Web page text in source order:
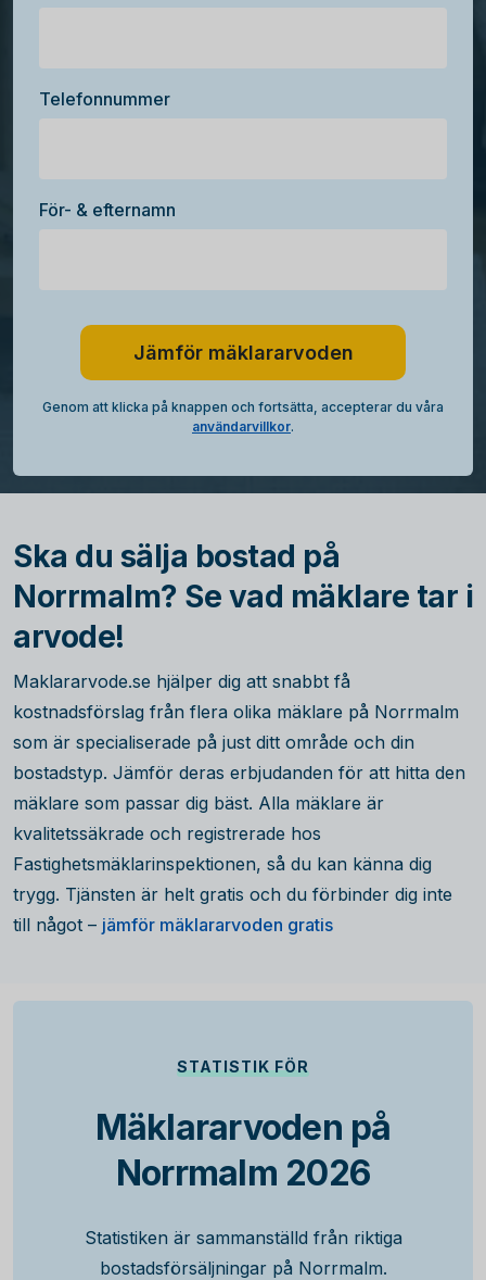
Telefonnummer
För- & efternamn
Jämför mäklararvoden
Genom att klicka på knappen och fortsätta, accepterar du våra
användarvillkor.
Ska du sälja bostad på
Norrmalm? Se vad mäklare tar i
arvode!
Maklararvode.se hjälper dig att snabbt få
kostnadsförslag från flera olika mäklare på Norrmalm
som är specialiserade på just ditt område och din
bostadstyp. Jämför deras erbjudanden för att hitta den
mäklare som passar dig bäst. Alla mäklare är
kvalitetssäkrade och registrerade hos
Fastighetsmäklarinspektionen, så du kan känna dig
trygg. Tjänsten är helt gratis och du förbinder dig inte
till något – jämför mäklararvoden gratis
STATISTIK FÖR
Mäklararvoden på
Norrmalm 2026
Statistiken är sammanställd från riktiga
bostadsförsäljningar på Norrmalm.